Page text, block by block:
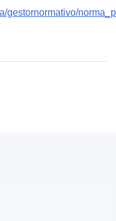
gestornormativo/